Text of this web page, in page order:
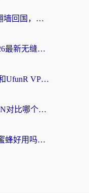
海外党必看：除了Surfshark翻墙回国，这些加速器选择技巧你真的懂吗？
回国后怎么翻墙？海外党2026最新无缝访问国内资源全攻略（附对比实测）
海外党必看：ChickCN VPN和UfunR VPN对比哪个回国效果更好？附实用选择指南
云极VPN好用吗？和回国VPN对比哪个回国效果更好？海外党亲测避坑指南
海外党必看：雷神手游和甜蜜蜂好用吗？3步选对回国加速器无缝刷国内资源